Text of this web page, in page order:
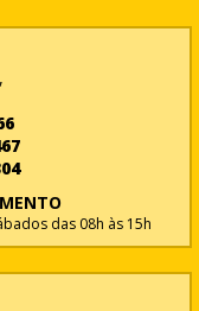
das 08h às 15h